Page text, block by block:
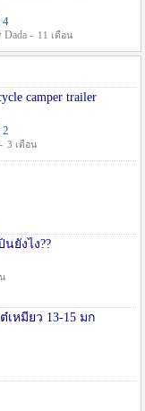
4
Dada - 11 เดือน
camper trailer
2
3 เดือน
ยังไง??
หมี่ยว 13-15 มก